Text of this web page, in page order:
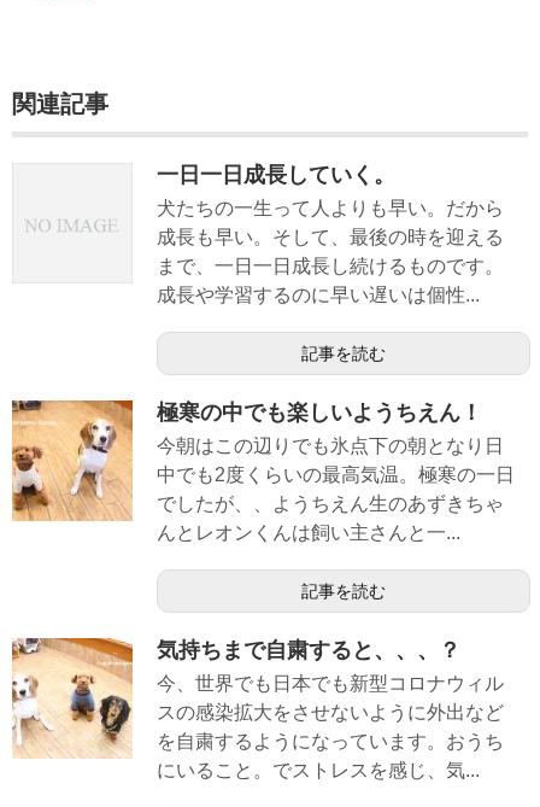
関連記事
一日一日成長していく。
犬たちの一生って人よりも早い。だから
成長も早い。そして、最後の時を迎える
まで、一日一日成長し続けるものです。
成長や学習するのに早い遅いは個性...
記事を読む
極寒の中でも楽しいようちえん！
今朝はこの辺りでも氷点下の朝となり日
中でも2度くらいの最高気温。極寒の一日
でしたが、、ようちえん生のあずきちゃ
んとレオンくんは飼い主さんと一...
記事を読む
気持ちまで自粛すると、、、？
今、世界でも日本でも新型コロナウィル
スの感染拡大をさせないように外出など
を自粛するようになっています。おうち
にいること。でストレスを感じ、気...